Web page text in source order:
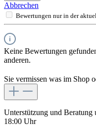
Abbrechen
Bewertungen nur in der
Keine Bewertungen
anderen.
Sie vermissen was im Shop
Unterstützung und Beratung
18:00 Uhr